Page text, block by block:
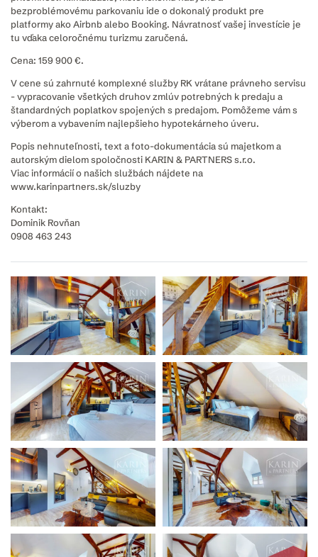
bezproblémovému parkovaniu ide o dokonalý produkt pre
platformy ako Airbnb alebo Booking. Návratnosť vašej investície je
tu vďaka celoročnému turizmu zaručená.
Cena: 159 900 €.
V cene sú zahrnuté komplexné služby RK vrátane právneho servisu
- vypracovanie všetkých druhov zmlúv potrebných k predaju a
štandardných poplatkov spojených s predajom. Pomôžeme vám s
výberom a vybavením najlepšieho hypotekárneho úveru.
Popis nehnuteľnosti, text a foto-dokumentácia sú majetkom a
autorským dielom spoločnosti KARIN & PARTNERS s.r.o.
Viac informácií o našich službách nájdete na
www.karinpartners.sk/sluzby
Kontakt:
Dominik Rovňan
0908 463 243